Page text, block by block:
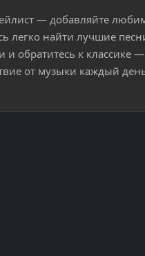
— добавляйте
легко найти лучшие
обратитесь к классике —
от музыки каждый